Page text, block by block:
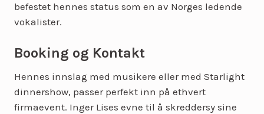
befestet hennes status som en av Norges ledende
vokalister.
Booking og Kontakt
Hennes innslag med musikere eller med Starlight
dinnershow, passer perfekt inn på ethvert
firmaevent. Inger Lises evne til å skreddersy sine